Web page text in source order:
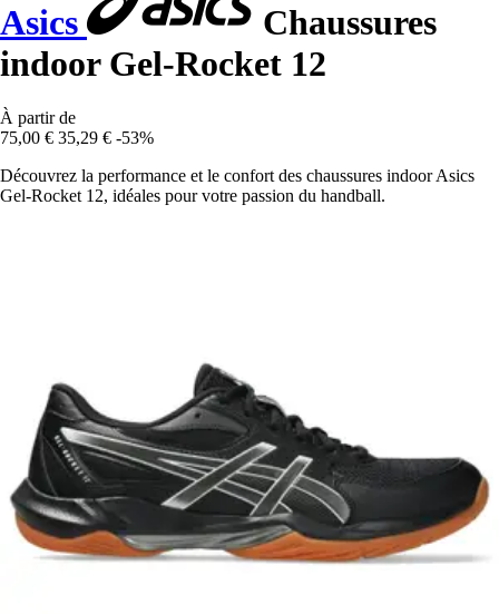
Asics
Chaussures
indoor Gel-Rocket 12
À partir de
75,00 € 35,29 € -53%
Découvrez la performance et le confort des chaussures indoor Asics
Gel-Rocket 12, idéales pour votre passion du handball.